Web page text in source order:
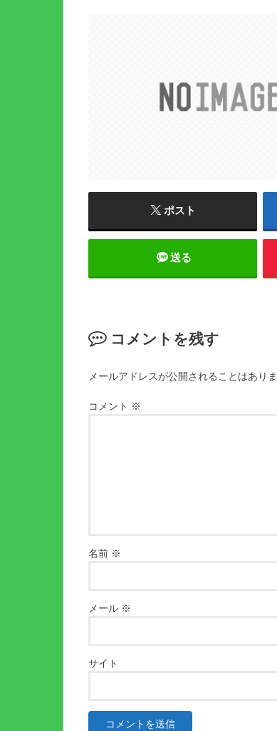
ポスト
送る
コメントを残す
メールアドレスが公開されることはありま
コメント ※
名前 ※
メール ※
サイト